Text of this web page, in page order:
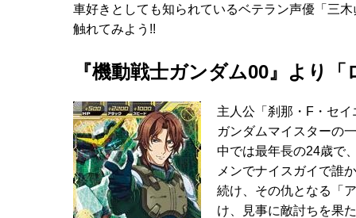
車好きとしても知られているベテラン声優「三
触れてみよう!!
『機動戦士ガンダム00』より
主人公「刹那・F・セ
ガンダムマイスターの
中では最年長の24歳で
メンでナイスガイで誰
続け、その仇となる「
け、見事に敵討ちを果